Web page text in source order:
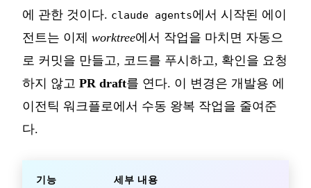
에 관한 것이다. claude agents에서 시작된 에이
전트는 이제 worktree에서 작업을 마치면 자동으
로 커밋을 만들고, 코드를 푸시하고, 확인을 요청
하지 않고 PR draft를 연다. 이 변경은 개발용 에
이전틱 워크플로에서 수동 왕복 작업을 줄여준
다.
기능 세부 내용